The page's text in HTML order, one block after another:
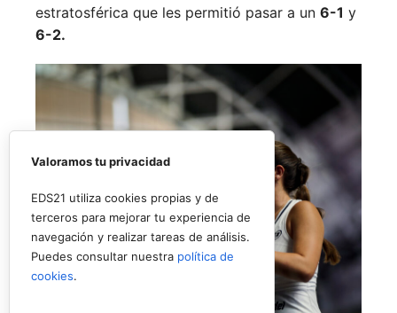
estratosférica que les permitió pasar a un 6-1 y
6-2.
Valoramos tu privacidad
EDS21 utiliza cookies propias y de
terceros para mejorar tu experiencia de
navegación y realizar tareas de análisis.
Puedes consultar nuestra política de
cookies.